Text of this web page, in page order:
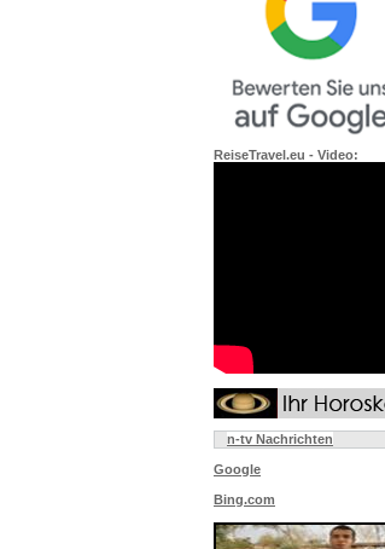
ReiseTravel.eu - Video:
n-tv Nachrichten
Google
Bing.com